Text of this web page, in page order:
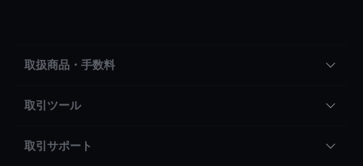
取扱商品・手数料
取引ツール
取引サポート